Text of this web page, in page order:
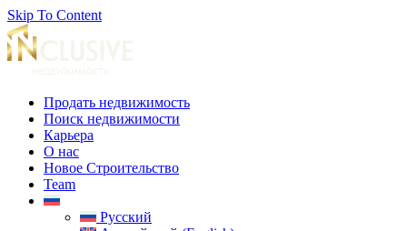
Skip To Content
Продать недвижимость
Поиск недвижимости
Карьера
О нас
Новое Строительство
Team
Русский